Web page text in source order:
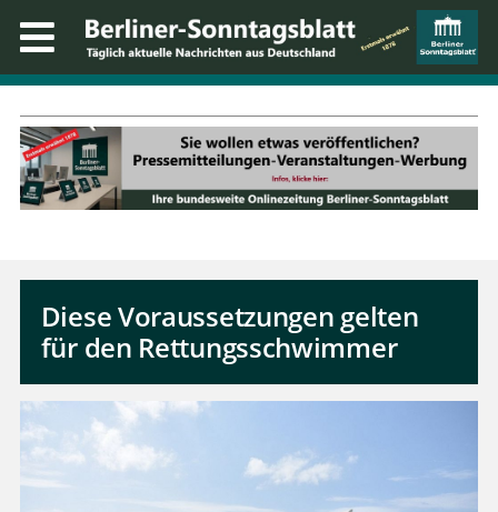
Diese Voraussetzungen gelten
für den Rettungsschwimmer